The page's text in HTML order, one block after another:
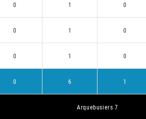
0 1 0
0 1 0
0 1 0
0 6 1
Arquebusiers 7